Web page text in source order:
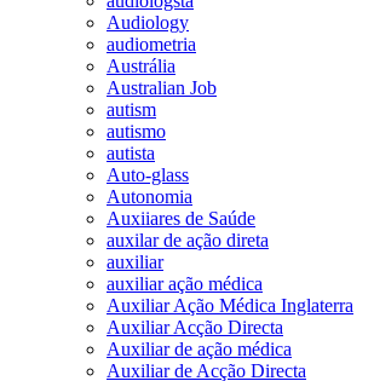
Audiology
audiometria
Austrália
Australian Job
autism
autismo
autista
Auto-glass
Autonomia
Auxiiares de Saúde
auxilar de ação direta
auxiliar
auxiliar ação médica
Auxiliar Ação Médica Inglaterra
Auxiliar Acção Directa
Auxiliar de ação médica
Auxiliar de Acção Directa